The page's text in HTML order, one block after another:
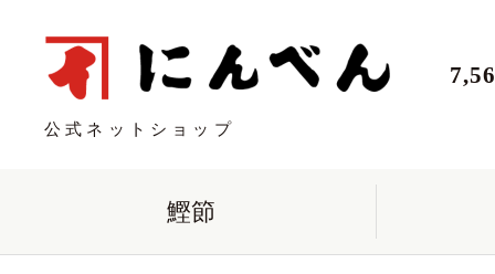
公式ネットショップ
鰹節